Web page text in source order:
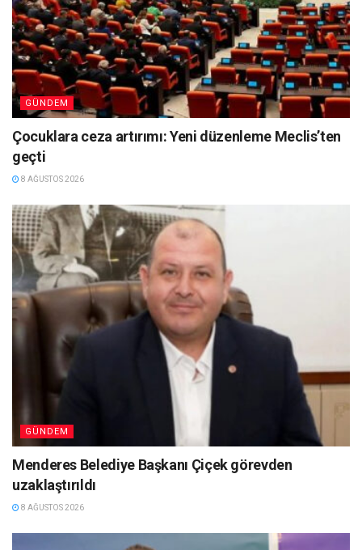
GÜNDEM
Çocuklara ceza artırımı: Yeni düzenleme Meclis’ten
geçti
8 AĞUSTOS 2026
GÜNDEM
Menderes Belediye Başkanı Çiçek görevden
uzaklaştırıldı
8 AĞUSTOS 2026